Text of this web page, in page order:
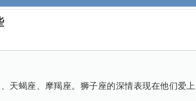
天蝎座、摩羯座。狮子座的深情表现在他们爱